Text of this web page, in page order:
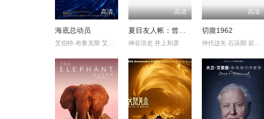
高清
海底总动员
艾伯特·布鲁克斯 艾伦·德詹尼丝 亚历山大·古尔德 布莱德·嘉瑞特
高清
夏目友人帐：曾几何时下雪之日
神谷浩史 井上和彦
高清
切腹1962
仲代达矢 石浜朗 岩下志麻 丹波哲郎 三岛雅夫 中谷一郎 佐藤庆 ?